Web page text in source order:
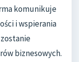
komunikuje
i wspierania
biznesowych.